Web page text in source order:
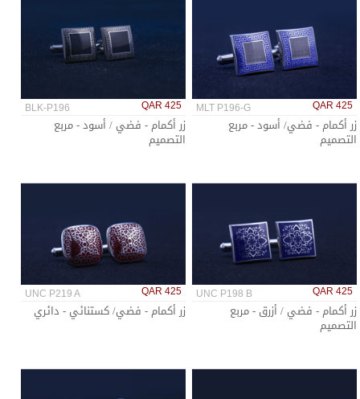
MLT P196-G QAR 425
زر أكمام - فضي/ أسود - مربع
التصميم
BLK-P196 QAR 425
زر أكمام - فضي / أسود - مربع
التصميم
UNC P198 B QAR 425
زر أكمام - فضي / أزرق - مربع
التصميم
UNC P219 A QAR 425
زر أكمام - فضي/ كستنائي - دائري